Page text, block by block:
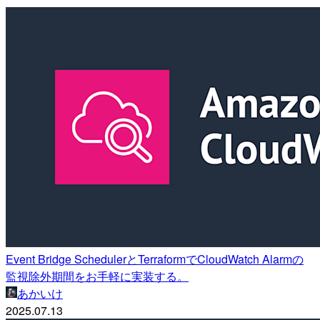
Event Bridge SchedulerとTerraformでCloudWatch Alarmの
監視除外期間をお手軽に実装する。
あかいけ
2025.07.13